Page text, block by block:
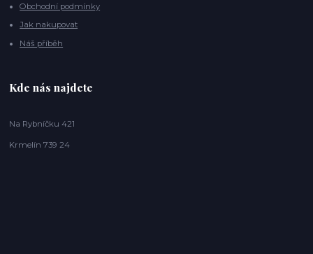
Obchodní podmínky
Jak nakupovat
Náš příběh
Kde nás najdete
Na Rybníčku 421
Krmelín 739 24